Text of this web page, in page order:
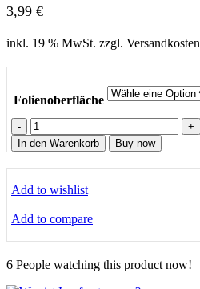
3,99 €
inkl. 19 % MwSt. zzgl. Versandkosten
Folienoberfläche
Weiß
Permanent
beschreibbare
Klebefolie
In den Warenkorb Buy now
Add to wishlist
Add to compare
6 People watching this product now!